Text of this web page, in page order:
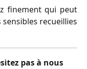
finement qui peut
recueillies
pas à nous